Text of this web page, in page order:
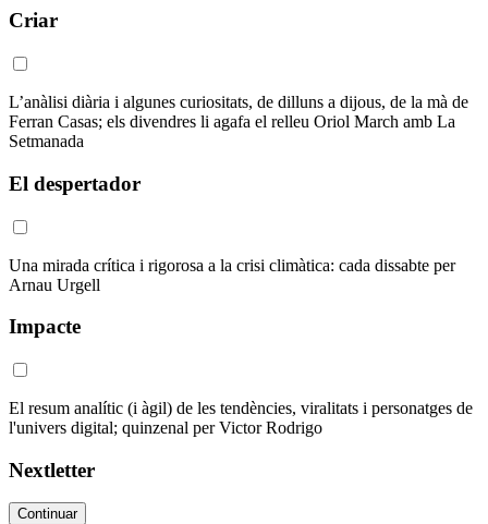
Criar
L’anàlisi diària i algunes curiositats, de dilluns a dijous, de la mà de
Ferran Casas; els divendres li agafa el relleu Oriol March amb La
Setmanada
El despertador
Una mirada crítica i rigorosa a la crisi climàtica: cada dissabte per
Arnau Urgell
Impacte
El resum analític (i àgil) de les tendències, viralitats i personatges de
l'univers digital; quinzenal per Victor Rodrigo
Nextletter
Continuar